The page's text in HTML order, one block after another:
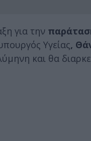
για την
Υγείας,
και θα